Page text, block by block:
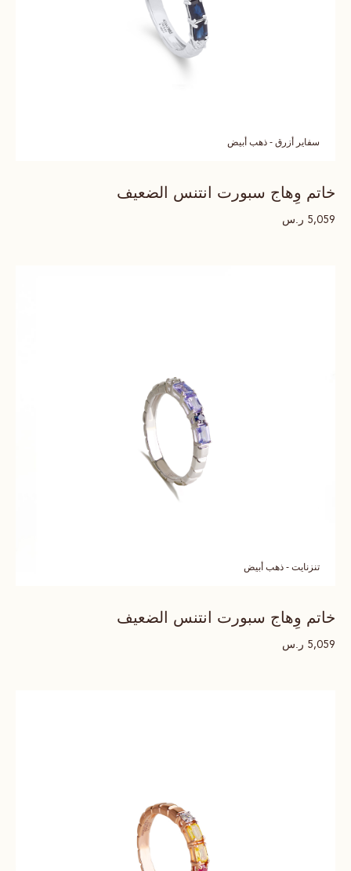
سفاير أزرق - ذهب أبيض
خاتم وِهاج سبورت انتنس الضعيف
5,059 ر.س
تنزنايت - ذهب أبيض
خاتم وِهاج سبورت انتنس الضعيف
5,059 ر.س